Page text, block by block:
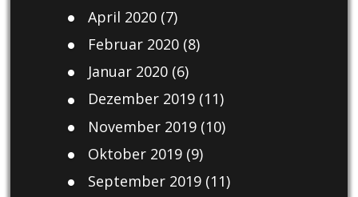
April 2020(7)
Februar 2020(8)
Januar 2020(6)
Dezember 2019(11)
November 2019(10)
Oktober 2019(9)
September 2019(11)